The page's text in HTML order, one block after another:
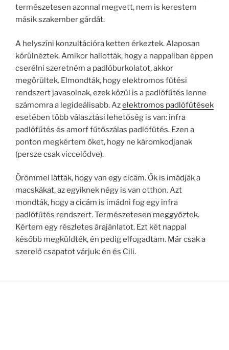
természetesen azonnal megvett, nem is kerestem
másik szakember gárdát.
A helyszíni konzultációra ketten érkeztek. Alaposan
körülnéztek. Amikor hallották, hogy a nappaliban éppen
cserélni szeretném a padlóburkolatot, akkor
megörültek. Elmondták, hogy elektromos fűtési
rendszert javasolnak, ezek közül is a padlófűtés lenne
számomra a legideálisabb. Azelektromos padlófűtések
esetében több választási lehetőség is van: infra
padlófűtés és amorf fűtőszálas padlófűtés. Ezen a
ponton megkértem őket, hogy ne káromkodjanak
(persze csak viccelődve).
Örömmel látták, hogy van egy cicám. Ők is imádják a
macskákat, az egyiknek négy is van otthon. Azt
mondták, hogy a cicám is imádni fog egy infra
padlófűtés rendszert. Természetesen meggyőztek.
Kértem egy részletes árajánlatot. Ezt két nappal
később megküldték, én pedig elfogadtam. Már csak a
szerelő csapatot várjuk: én és Cili.